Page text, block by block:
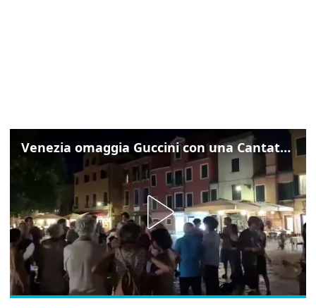
Venezia omaggia Guccini con una Cantata Anarchica in campo Santa Margherita